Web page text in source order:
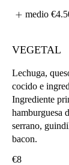
medio
VEGETAL
Lechuga,
cocido e
Ingrediente
hamburguesa
serrano,
bacon.
€8